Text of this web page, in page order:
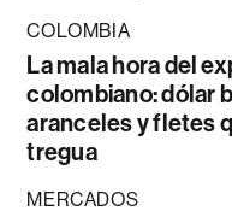
COLOMBIA
La mala hora del
colombiano: dólar
aranceles y fletes
tregua
MERCADOS